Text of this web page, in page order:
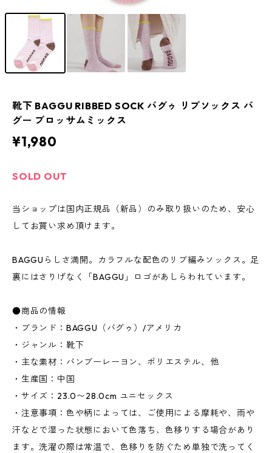
靴下 BAGGU RIBBED SOCK バグゥ リブソックス バ
グー ブロッサムミックス
¥1,980
SOLD OUT
当ショップは国内正規品（新品）のみ取り扱いのため、安心
してお買い求め頂けます。
BAGGUらしさ満開。カラフルな配色のリブ編みソックス。足
裏にはさりげなく「BAGGU」ロゴがあしらわれています。
●商品の情報
・ブランド：BAGGU（バグゥ）/アメリカ
・ジャンル：靴下
・主な素材：バンブーレーヨン、ポリエステル、他
・生産国：中国
・サイズ：23.0〜28.0cm ユニセックス
・注意事項：色や柄によっては、ご使用による摩耗や、雨や
汗などで湿った状態において色落ち、色移りする場合があり
ます。洗濯の際は常温で、色移りを防ぐため単独で洗ってく